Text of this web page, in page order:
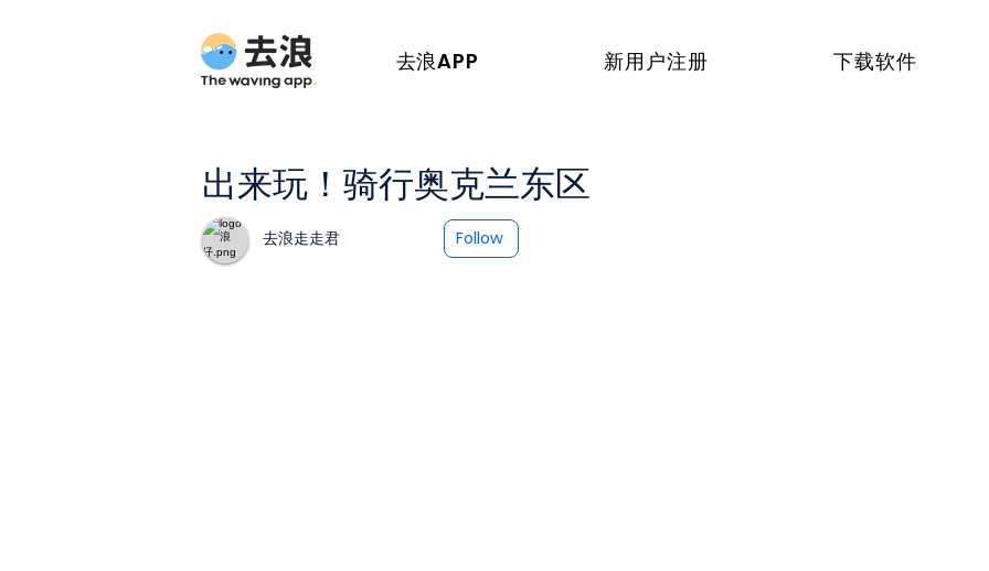
去浪APP 新用户注册 下载软件
出来玩！骑行奥克兰东区
去浪走走君 Follow